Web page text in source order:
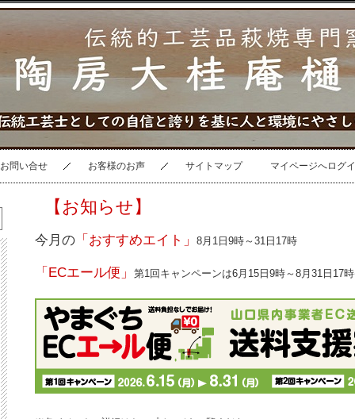
お問い合せ お客様のお声 サイトマップ マイページへログ
【お知らせ】
今月の 「おすすめエイト」 8月1日9時～31日17時
「ECエール便」 第1回キャンペーンは6月15日9時～8月31日17